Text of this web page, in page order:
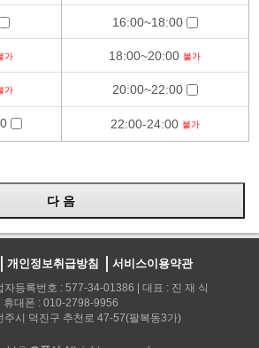
가
가
16:00~18:00
18:00~20:00 불가
20:00~22:00
22:00-24:00 불가
개인정보취급방침 서비스이용약관
자등록번호 : 577-34-01386 | 대표 : 진 재 식
휴대폰 : 010-2798-9956
주시 덕진구 추천로 47-57(팔복동3가)